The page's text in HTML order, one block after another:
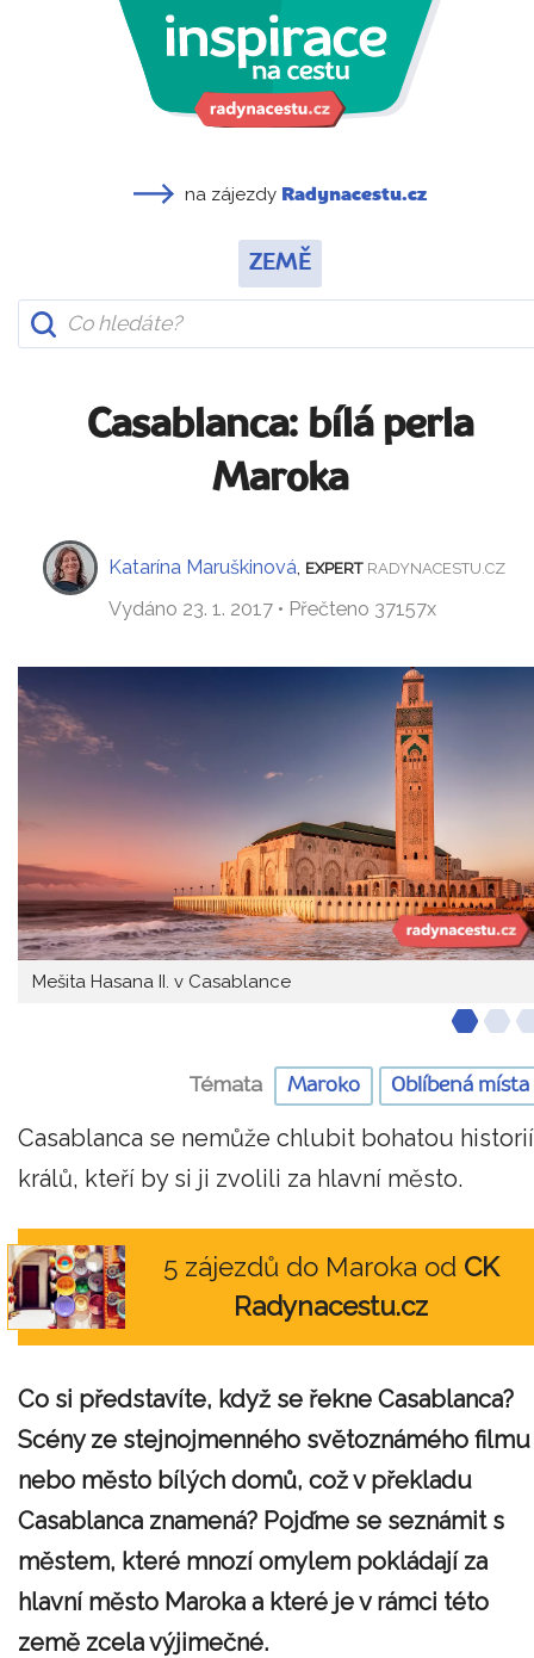
na zájezdy Radynacestu.cz
ZEMĚ
Casablanca: bílá perla
Maroka
Katarína Maruškinová EXPERT RADYNACESTU.CZ
Vydáno 23. 1. 2017 • Přečteno 37157x
Mešita Hasana II. v Casablance
Témata Maroko Oblíbená místa
Casablanca se nemůže chlubit bohatou historií
králů, kteří by si ji zvolili za hlavní město.
5 zájezdů do Maroka od CK
Radynacestu.cz
Co si představíte, když se řekne Casablanca?
Scény ze stejnojmenného světoznámého filmu
nebo město bílých domů, což v překladu
Casablanca znamená? Pojďme se seznámit s
městem, které mnozí omylem pokládají za
hlavní město Maroka a které je v rámci této
země zcela výjimečné.